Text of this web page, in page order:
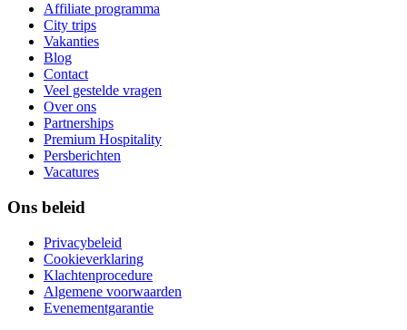
Affiliate programma
City trips
Vakanties
Blog
Contact
Veel gestelde vragen
Over ons
Partnerships
Premium Hospitality
Persberichten
Vacatures
Ons beleid
Privacybeleid
Cookieverklaring
Klachtenprocedure
Algemene voorwaarden
Evenementgarantie